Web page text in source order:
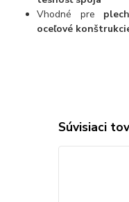
Vhodné pre
oceľové
Súvisiaci